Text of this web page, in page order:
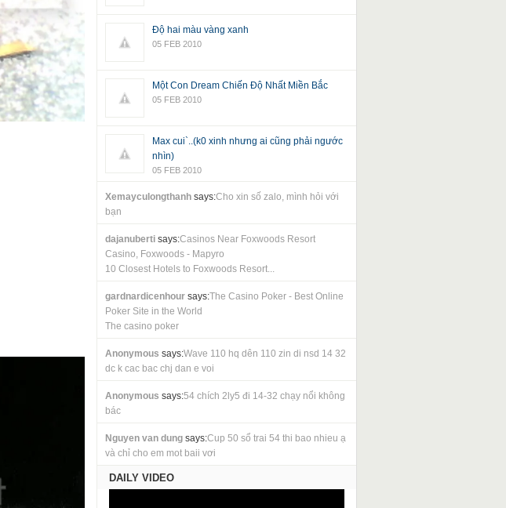
Độ hai màu vàng xanh
05 FEB 2010
Một Con Dream Chiến Độ Nhất Miền Bắc
05 FEB 2010
Max cui`..(k0 xinh nhưng ai cũng phải ngước
nhìn)
05 FEB 2010
Xemayculongthanhsays:Cho xin số zalo, mình hỏi với
bạn
dajanubertisays:Casinos Near Foxwoods Resort
Casino, Foxwoods - Mapyro
10 Closest Hotels to Foxwoods Resort...
gardnardicenhoursays:The Casino Poker - Best Online
Poker Site in the World
The casino poker
Anonymous says:Wave 110 hq dên 110 zin di nsd 14 32
dc k cac bac chj dan e voi
Anonymous says:54 chích 2ly5 đi 14-32 chạy nổi không
bác
Nguyen van dungsays:Cup 50 sổ trai 54 thi bao nhieu ạ
và chỉ cho em mot baii vơi
DAILY VIDEO